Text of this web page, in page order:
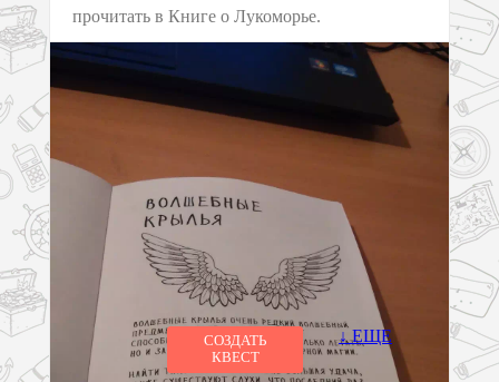
прочитать в Книге о Лукоморье.
СОЗДАТЬ
КВЕСТ
↓ ЕЩЕ